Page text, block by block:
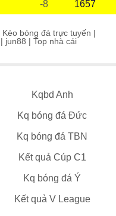
-8 1657
Kèo bóng đá trực tuyến |
| jun88 | Top nhà cái
Kqbd Anh
Kq bóng đá Đức
Kq bóng đá TBN
Kết quả Cúp C1
Kq bóng đá Ý
Kết quả V League